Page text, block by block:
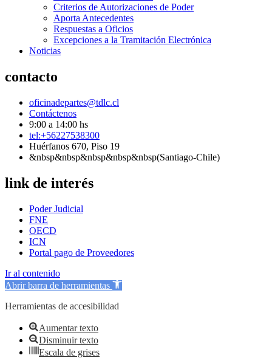
Criterios de Autorizaciones de Poder
Aporta Antecedentes
Respuestas a Oficios
Excepciones a la Tramitación Electrónica
Noticias
contacto
oficinadepartes@tdlc.cl
Contáctenos
9:00 a 14:00 hs
tel:+56227538300
Huérfanos 670, Piso 19
&nbsp&nbsp&nbsp&nbsp&nbsp(Santiago-Chile)
link de interés
Poder Judicial
FNE
OECD
ICN
Portal pago de Proveedores
Ir al contenido
Abrir barra de herramientas
Herramientas de accesibilidad
Aumentar texto
Disminuir texto
Escala de grises